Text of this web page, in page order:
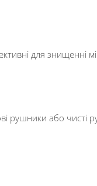
для знищенні
рушники або чисті